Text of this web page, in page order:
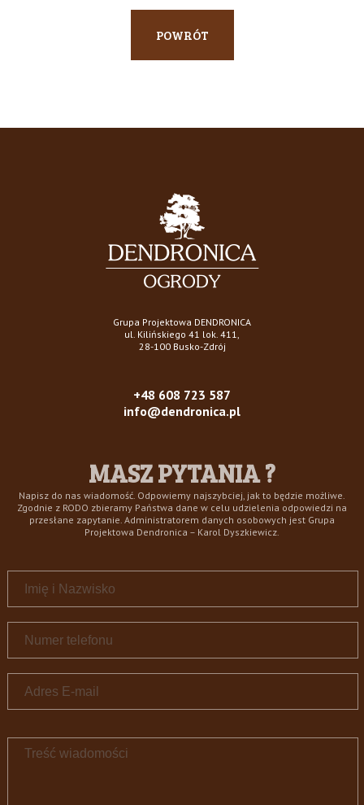
POWRÓT
Grupa Projektowa DENDRONICA
ul. Kilińskiego 41 lok. 411,
28-100 Busko-Zdrój
+48 608 723 587
info@dendronica.pl
MASZ PYTANIA ?
Napisz do nas wiadomość. Odpowiemy najszybciej, jak to będzie możliwe.
Zgodnie z RODO zbieramy Państwa dane w celu udzielenia odpowiedzi na
przesłane zapytanie. Administratorem danych osobowych jest Grupa
Projektowa Dendronica – Karol Dyszkiewicz.